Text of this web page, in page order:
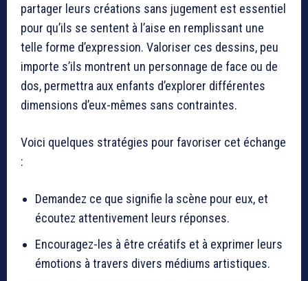
partager leurs créations sans jugement est essentiel
pour qu’ils se sentent à l’aise en remplissant une
telle forme d’expression. Valoriser ces dessins, peu
importe s’ils montrent un personnage de face ou de
dos, permettra aux enfants d’explorer différentes
dimensions d’eux-mêmes sans contraintes.
Voici quelques stratégies pour favoriser cet échange
:
Demandez ce que signifie la scène pour eux, et
écoutez attentivement leurs réponses.
Encouragez-les à être créatifs et à exprimer leurs
émotions à travers divers médiums artistiques.